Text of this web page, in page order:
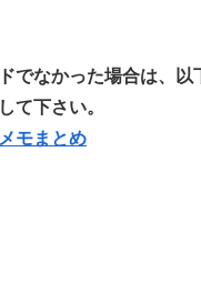
でなかった場合は、以
て下さい。
モまとめ